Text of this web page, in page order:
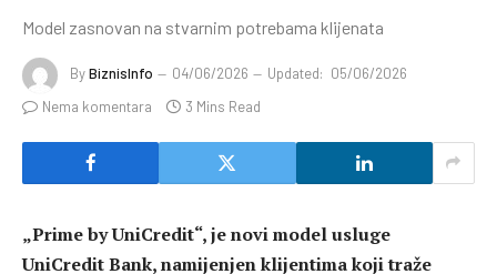
Model zasnovan na stvarnim potrebama klijenata
ByBiznisInfo 04/06/2026 Updated: 05/06/2026
Nema komentara
3 Mins Read
„Prime by UniCredit“, je novi model usluge
UniCredit Bank, namijenjen klijentima koji traže